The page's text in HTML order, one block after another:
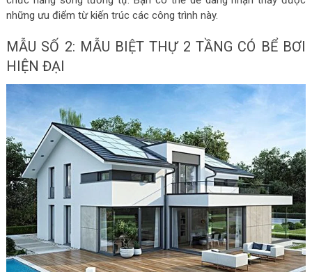
những ưu điểm từ kiến trúc các công trình này.
MẪU SỐ 2: MẪU BIỆT THỰ 2 TẦNG CÓ BỂ BƠI
HIỆN ĐẠI